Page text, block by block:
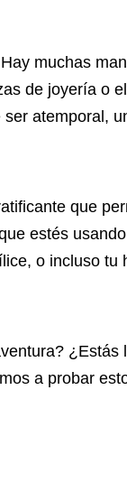
muchas
de joyería o
atemporal,
que
estés
o incluso tu
¿Estás
a probar